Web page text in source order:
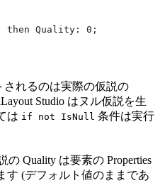
then Quality: 0;
されるのは実際の仮説の
Studio はヌル仮説を生
は if not IsNull 条件は実行
Quality は要素の Properties
す (デフォルト値のままであ